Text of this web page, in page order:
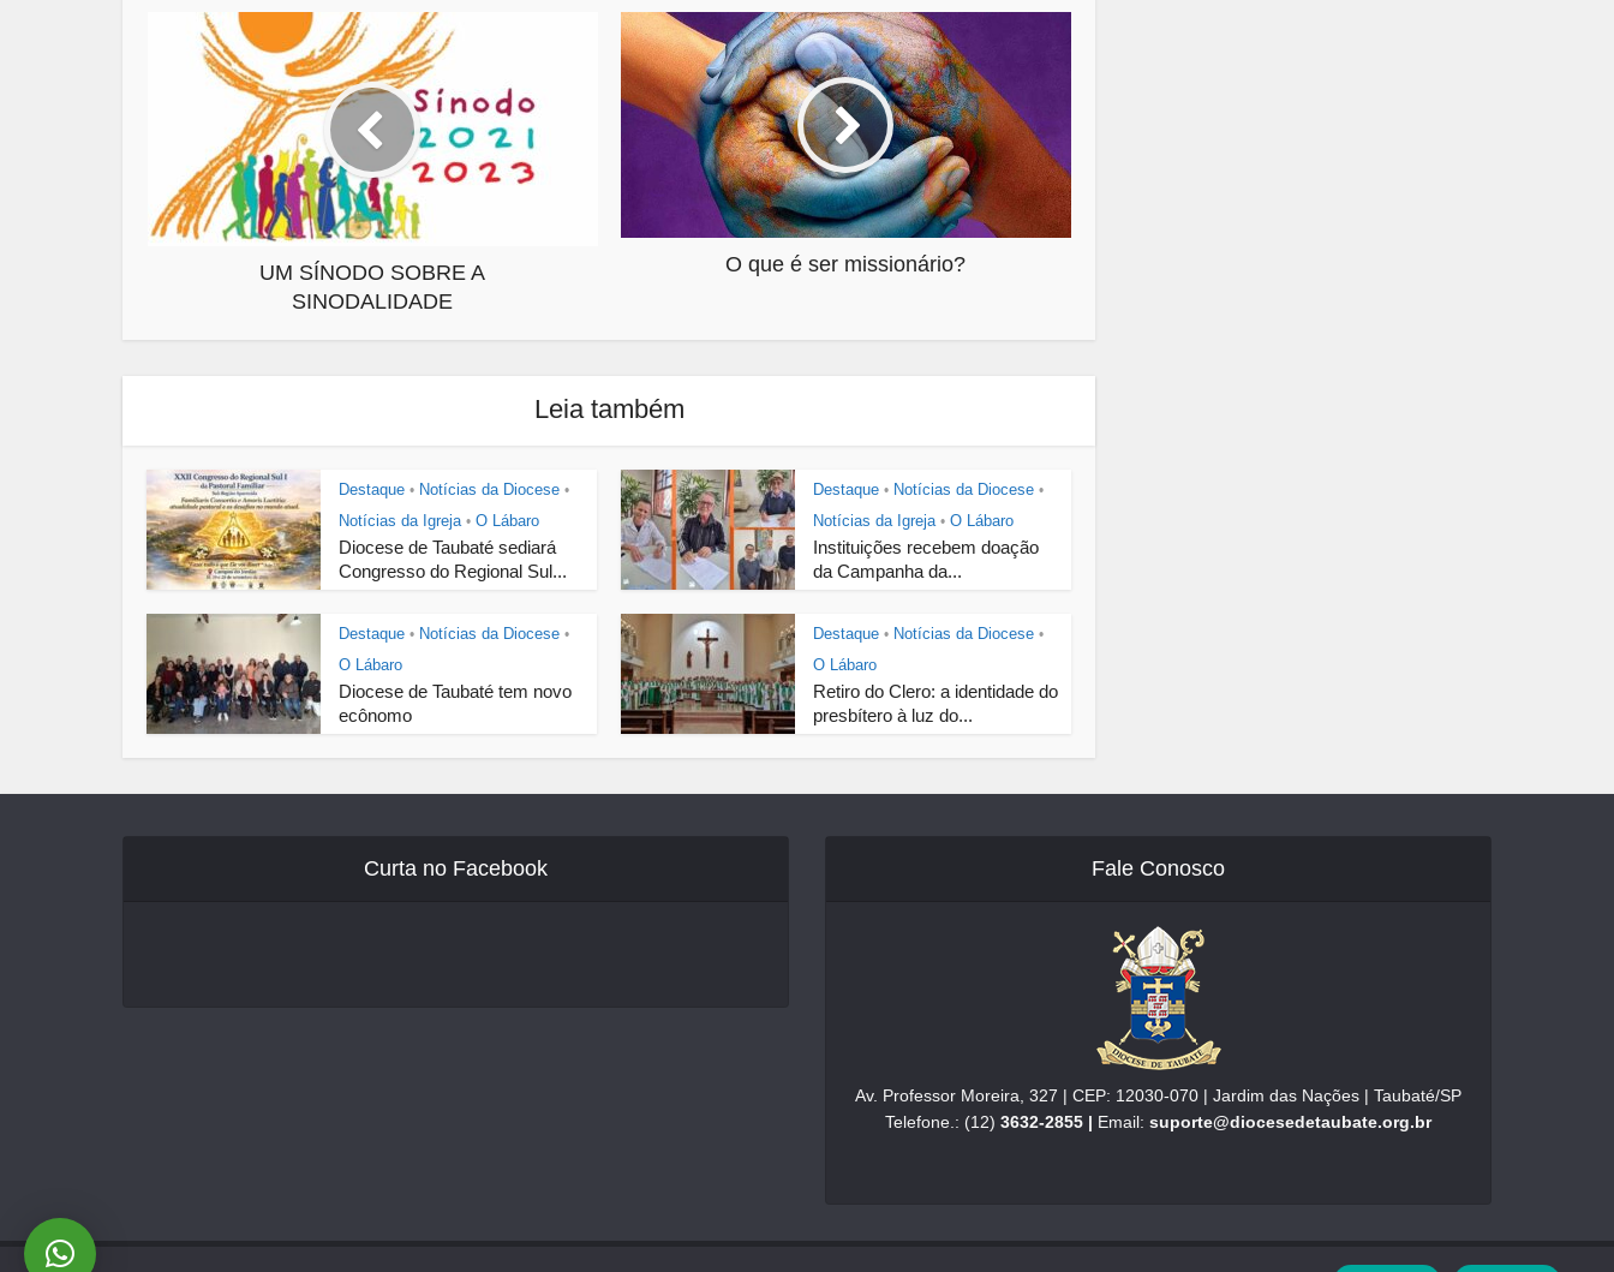
UM SÍNODO SOBRE A
SINODALIDADE
O que é ser missionário?
Leia também
Destaque • Notícias da Diocese •
Notícias da Igreja • O Lábaro
Diocese de Taubaté sediará
Congresso do Regional Sul...
Destaque • Notícias da Diocese •
Notícias da Igreja • O Lábaro
Instituições recebem doação
da Campanha da...
Destaque • Notícias da Diocese •
O Lábaro
Diocese de Taubaté tem novo
ecônomo
Destaque • Notícias da Diocese •
O Lábaro
Retiro do Clero: a identidade do
presbítero à luz do...
Curta no Facebook Fale Conosco
Av. Professor Moreira, 327 | CEP: 12030-070 | Jardim das Nações | Taubaté/SP
Telefone.: (12) 3632-2855 | Email: suporte@diocesedetaubate.org.br